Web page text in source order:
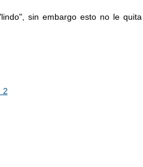
sin embargo esto no le
2